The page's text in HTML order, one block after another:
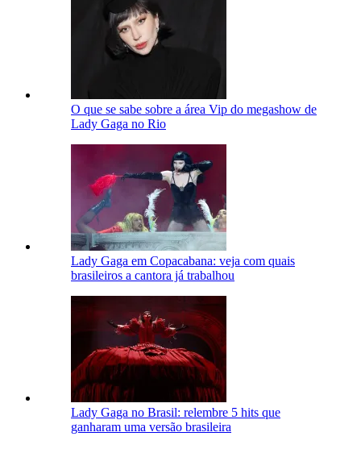
O que se sabe sobre a área Vip do megashow de
Lady Gaga no Rio
Lady Gaga em Copacabana: veja com quais
brasileiros a cantora já trabalhou
Lady Gaga no Brasil: relembre 5 hits que
ganharam uma versão brasileira